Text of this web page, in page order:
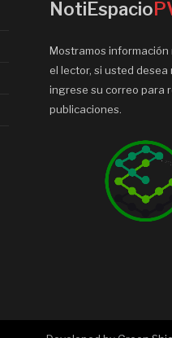
NotiEspacio
Mostramos
el lector, si usted
ingrese su correo para
publicaciones.